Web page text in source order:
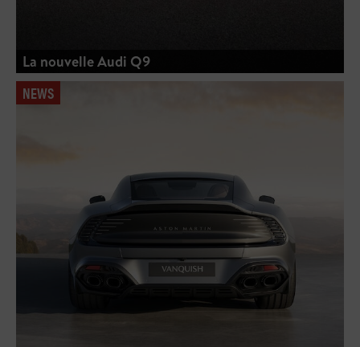
La nouvelle Audi Q9
NEWS